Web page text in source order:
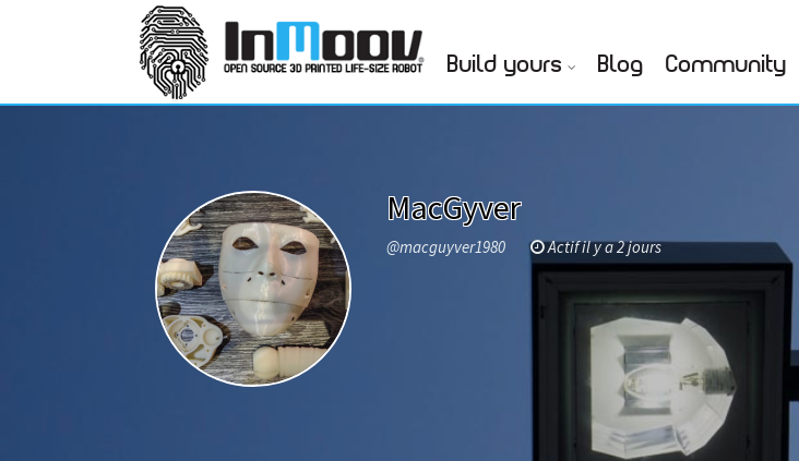
Build yours Blog Community
MacGyver
@macguyver1980 Actif il y a 2 jours